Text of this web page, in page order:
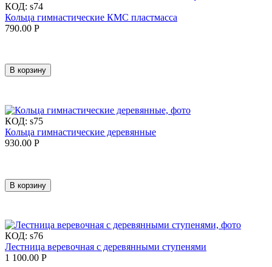
КОД: s74
Кольца гимнастические КМС пластмасса
790.00 Р
В корзину
КОД: s75
Кольца гимнастические деревянные
930.00 Р
В корзину
КОД: s76
Лестница веревочная с деревянными ступенями
1 100.00 Р